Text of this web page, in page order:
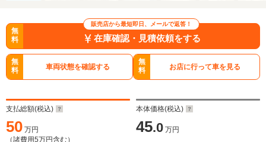
販売店から最短即日、メールで返答！
無
料
在庫確認・見積依頼をする
無
料
車両状態を確認する
無
料
お店に行って車を見る
支払総額(税込)
50 万円
（諸費用5万円含む）
本体価格(税込)
45.0 万円